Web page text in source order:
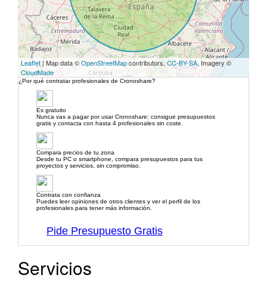
Leaflet | Map data ©OpenStreetMapcontributors, CC-BY-SA, Imagery ©
CloudMade
¿Por qué contratar profesionales de Cronoshare?
Es gratuito
Nunca vas a pagar por usar Cronoshare: consigue presupuestos
gratis y contacta con hasta 4 profesionales sin coste.
Compara precios de tu zona
Desde tu PC o smartphone, compara presupuestos para tus
proyectos y servicios, sin compromiso.
Contrata con confianza
Puedes leer opiniones de otros clientes y ver el perfil de los
profesionales para tener más información.
Pide Presupuesto Gratis
Servicios